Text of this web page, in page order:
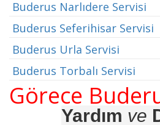
Buderus Narlıdere Servisi
Buderus Seferihisar Servisi
Buderus Urla Servisi
Buderus Torbalı Servisi
Görece
Yardım ve